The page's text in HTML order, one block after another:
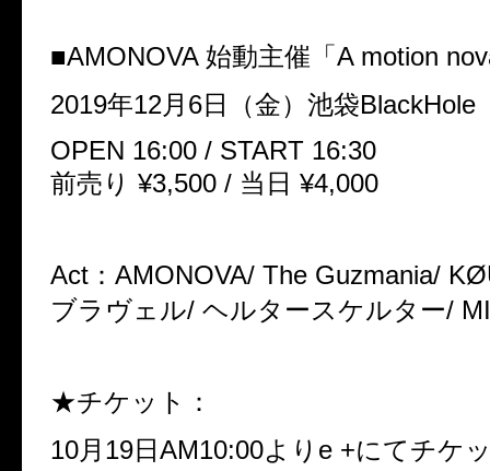
■AMONOVA 始動主催「A motion
2019年12月6日（金）池袋BlackHole
OPEN 16:00 / START 16:30
前売り ¥3,500 / 当日 ¥4,000
Act：AMONOVA/ The Guzmania/
ブラヴェル/ ヘルタースケルター/
★チケット：
10月19日AM10:00よりe +にてチケ